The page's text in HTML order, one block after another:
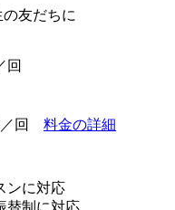
友だちに
回
／回 料金の詳細